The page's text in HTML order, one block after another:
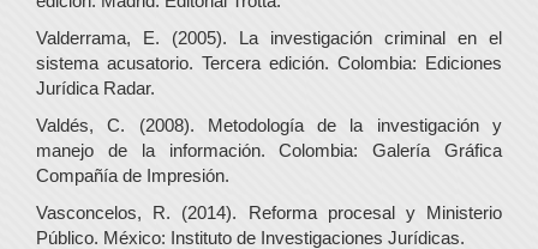
Valderrama, E. (2005). La investigación criminal en el
sistema acusatorio. Tercera edición. Colombia: Ediciones
Jurídica Radar.
Valdés, C. (2008). Metodología de la investigación y
manejo de la información. Colombia: Galería Gráfica
Compañía de Impresión.
Vasconcelos, R. (2014). Reforma procesal y Ministerio
Público. México: Instituto de Investigaciones Jurídicas.